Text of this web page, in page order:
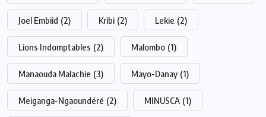
Joel Embiid (2) Kribi (2) Lekie (2)
Lions Indomptables (2) Malombo (1)
Manaouda Malachie (3) Mayo-Danay (1)
Meiganga-Ngaoundéré (2) MINUSCA (1)